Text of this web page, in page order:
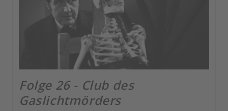
Folge 26 - Club des
Gaslichtmörders